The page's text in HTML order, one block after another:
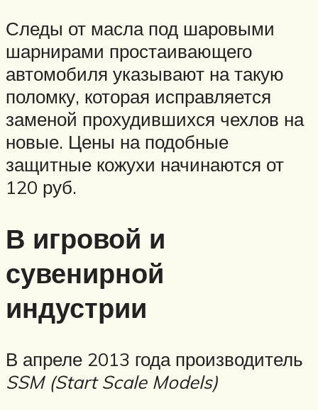
Следы от масла под шаровыми
шарнирами простаивающего
автомобиля указывают на такую
поломку, которая исправляется
заменой прохудившихся чехлов на
новые. Цены на подобные
защитные кожухи начинаются от
120 руб.
В игровой и
сувенирной
индустрии
В апреле 2013 года производитель
SSM (Start Scale Models)